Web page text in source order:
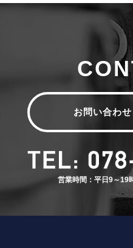
お問い合わ
営業時間：平日9～